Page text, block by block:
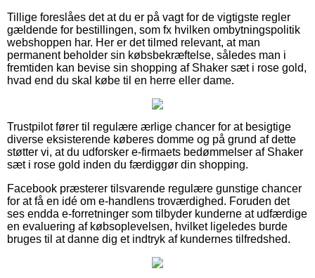
Tillige foreslåes det at du er på vagt for de vigtigste regler
gældende for bestillingen, som fx hvilken ombytningspolitik
webshoppen har. Her er det tilmed relevant, at man
permanent beholder sin købsbekræftelse, således man i
fremtiden kan bevise sin shopping af Shaker sæt i rose gold,
hvad end du skal købe til en herre eller dame.
Trustpilot fører til regulære ærlige chancer for at besigtige
diverse eksisterende køberes domme og på grund af dette
støtter vi, at du udforsker e-firmaets bedømmelser af Shaker
sæt i rose gold inden du færdiggør din shopping.
Facebook præsterer tilsvarende regulære gunstige chancer
for at få en idé om e-handlens troværdighed. Foruden det
ses endda e-forretninger som tilbyder kunderne at udfærdige
en evaluering af købsoplevelsen, hvilket ligeledes burde
bruges til at danne dig et indtryk af kundernes tilfredshed.